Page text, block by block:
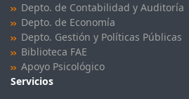
Depto. de Contabilidad y Auditoría
Depto. de Economía
Depto. Gestión y Políticas Públicas
Biblioteca FAE
Apoyo Psicológico
Servicios